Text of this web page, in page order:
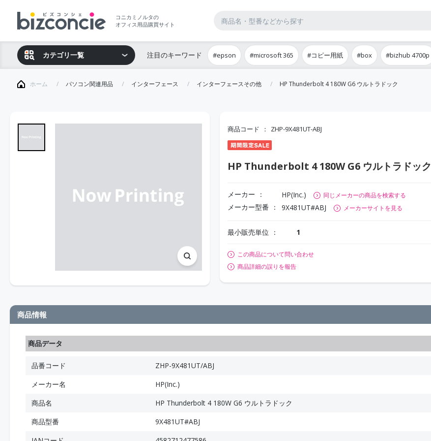
コニカミノルタの
オフィス用品購買サイト
カテゴリ一覧 注目のキーワード #epson #microsoft 365 #コピー用紙 #box #bizhub 4700p
ホーム パソコン関連用品 インターフェース インターフェースその他 HP Thunderbolt 4 180W G6 ウルトラドック
商品コード ZHP-9X481UT-ABJ
HP Thunderbolt 4 180W G6 ウルトラドック
メーカー HP(Inc.) 同じメーカーの商品を検索する
メーカー型番 9X481UT#ABJ メーカーサイトを見る
最小販売単位 1
この商品について問い合わせ
商品詳細の誤りを報告
商品情報
商品データ
品番コード
ZHP-9X481UT/ABJ
メーカー名
HP(Inc.)
商品名
HP Thunderbolt 4 180W G6 ウルトラドック
商品型番
9X481UT#ABJ